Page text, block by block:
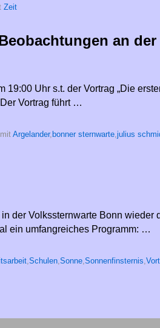
Zeit
an
Uhr s.t. der Vortrag „Die
Vortrag führt …
Argelander, bonner sternwarte julius
der Volkssternwarte Bonn
ein umfangreiches Programm: …
,Schulen,Sonne,Sonnenfinsternis,